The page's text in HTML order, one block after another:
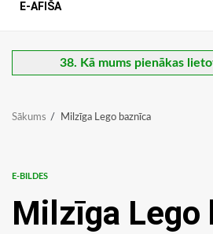
E-AFIŠA
38. Kā mums pienākas
Sākums Milzīga Lego baznīca
E-BILDES
Milzīga Lego